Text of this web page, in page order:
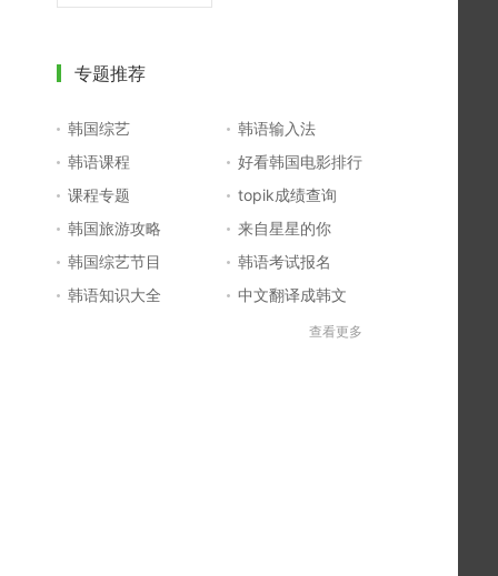
专题推荐
韩国综艺
韩语输入法
韩语课程
好看韩国电影排行
课程专题
topik成绩查询
韩国旅游攻略
来自星星的你
韩国综艺节目
韩语考试报名
韩语知识大全
中文翻译成韩文
查看更多